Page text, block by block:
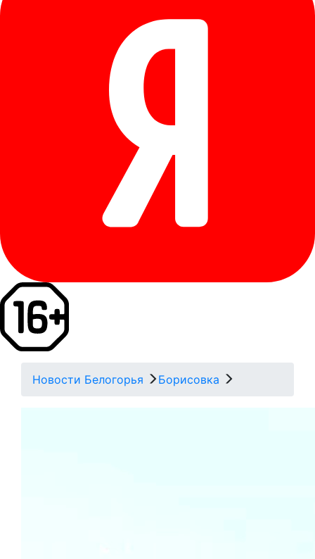
Новости Белогорья Борисовка